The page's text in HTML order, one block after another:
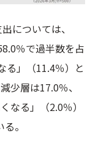
については、
％で過半数を占
る」（11.4％）と
少層は17.0％、
なる」（2.0％）
。